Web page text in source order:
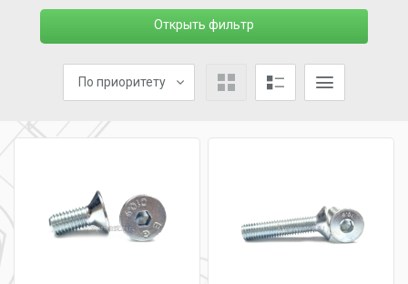
Открыть фильтр
По приоритету